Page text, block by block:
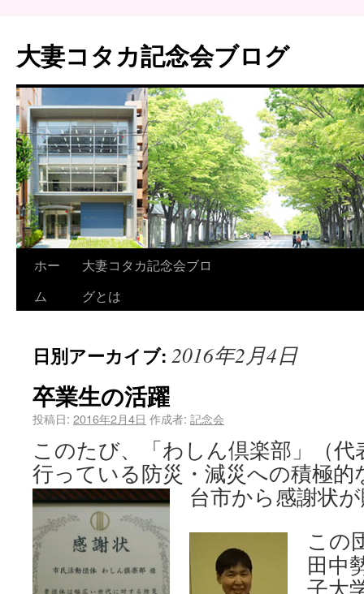
大妻コタカ記念会ブログ
ホー
ム
大妻コタカ記念会ブロ
グとは
日別アーカイブ: 2016年2月4日
卒業生の活躍
投稿日: 2016年2月4日 作成者: 記念会
このたび、「わしん倶楽部」（
行っている防災・減災への積極的
台市から感謝状
この
田中
子大